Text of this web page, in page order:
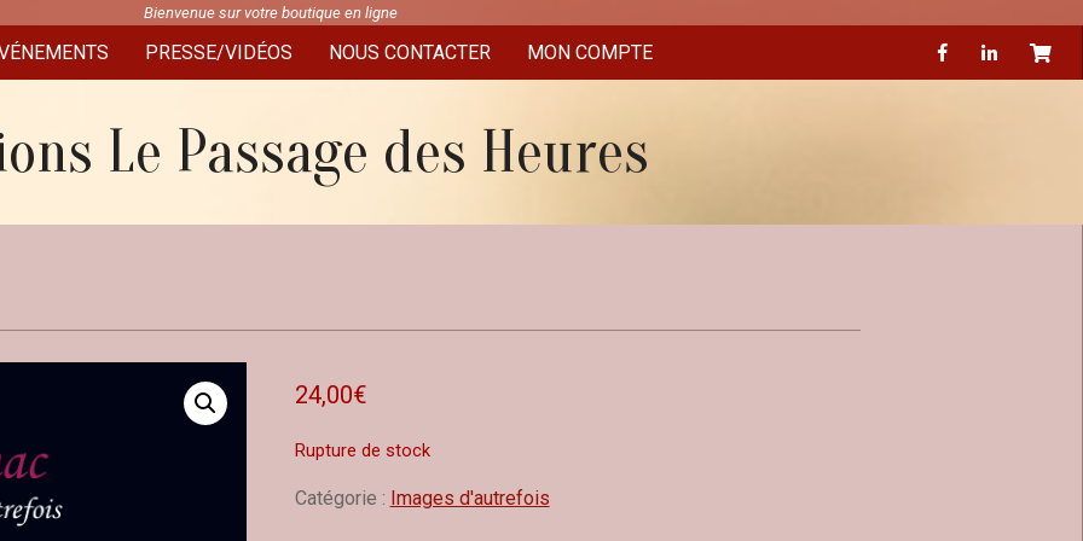
Bienvenue sur votre boutique en ligne
PRESSE/VIDÉOS NOUS CONTACTER MON COMPTE
Le Passage des Heures
24,00€
Rupture de stock
Catégorie : Images d'autrefois